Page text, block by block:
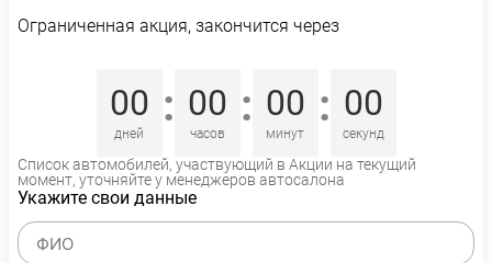
Ограниченная акция, закончится через
00
дней
: 00
часов
: 00
минут
: 00
секунд
Список автомобилей, участвующий в Акции на текущий
момент, уточняйте у менеджеров автосалона
Укажите свои данные